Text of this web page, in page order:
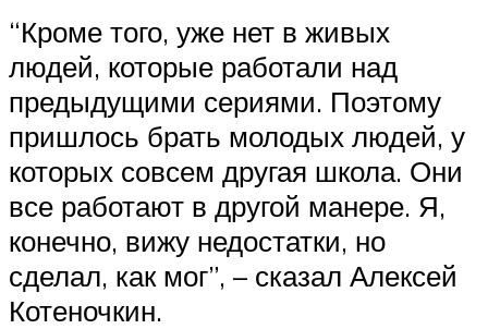
“Кроме того, уже нет в живых
людей, которые работали над
предыдущими сериями. Поэтому
пришлось брать молодых людей, у
которых совсем другая школа. Они
все работают в другой манере. Я,
конечно, вижу недостатки, но
сделал, как мог”, – сказал Алексей
Котеночкин.